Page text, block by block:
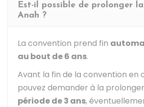
Est-il possible de prolonger
Anah ?
La convention prend fin
au bout de 6 ans.
Avant la fin de la convention en
pouvez demander à la prolonger
période de 3 ans,